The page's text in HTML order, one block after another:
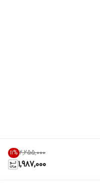
۲٬۲۵۵٬۰۰۰ 11%
1,987,000